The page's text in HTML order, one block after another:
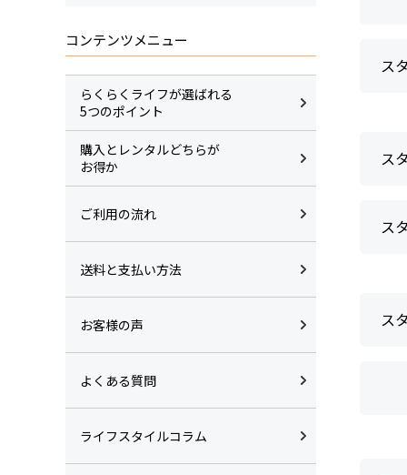
ス
ス
ス
ス
コンテンツメニュー
らくらくライフが選ばれる
5つのポイント
購入とレンタルどちらが
お得か
ご利用の流れ
送料と支払い方法
お客様の声
よくある質問
ライフスタイルコラム